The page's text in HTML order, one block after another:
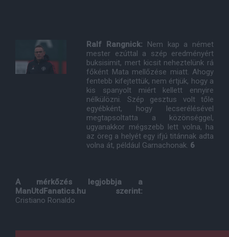
Ralf Rangnick: Nem kap a német
mester ezúttal a szép eredményért
buksisimit, mert kicsit neheztelünk rá
főként Mata mellőzése miatt. Ahogy
fentebb kifejtettük, nem értjük, hogy a
kis spanyolt miért kellett ennyire
nélkülözni. Szép gesztus volt tőle
egyébként, hogy lecserélésével
megtapsoltatta a közönséggel,
ugyanakkor mégszebb lett volna, ha
az öreg a helyét egy ifjú titánnak adta
volna át, például Garnachonak. 6
A mérkőzés legjobbja a
ManUtdFanatics.hu szerint:
Cristiano Ronaldo